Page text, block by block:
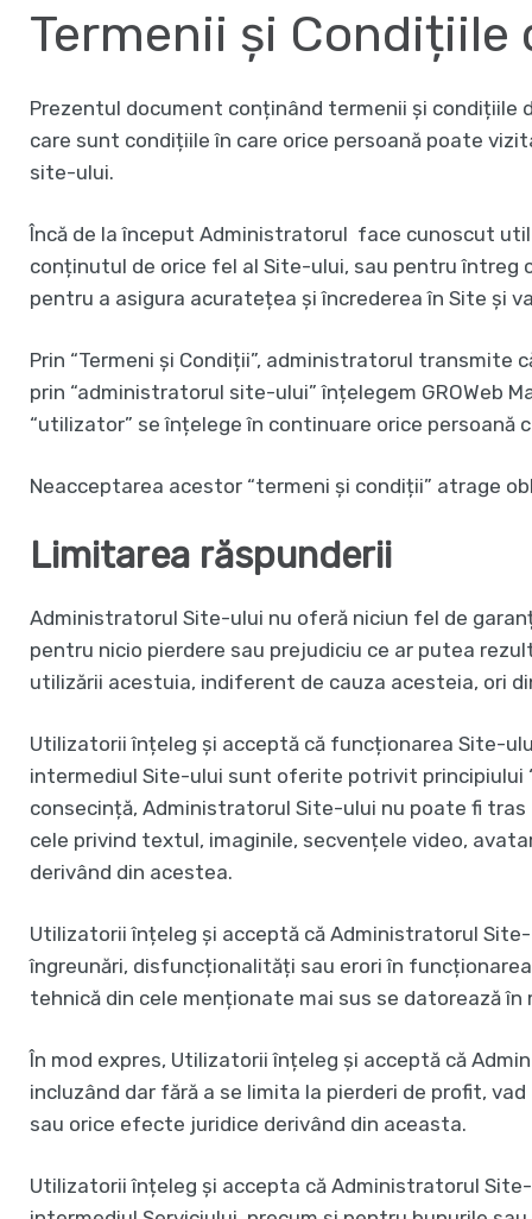
Termenii și Condițiile
Prezentul document conținând termenii și condițiile
care sunt condițiile în care orice persoană poate
site-ului.
Încă de la început Administratorul face cunoscut
conținutul de orice fel al Site-ului, sau pentru
pentru a asigura acuratețea și încrederea în Site și
Prin “Termeni și Condiții”, administratorul
prin “administratorul site-ului” înțelegem GROWeb
“utilizator” se înțelege în continuare orice
Neacceptarea acestor “termeni și condiții” atrage
Limitarea răspunderii
Administratorul Site-ului nu oferă niciun fel de
pentru nicio pierdere sau prejudiciu ce ar putea
utilizării acestuia, indiferent de cauza acesteia, ori
Utilizatorii înțeleg și acceptă că funcționarea Site-
intermediul Site-ului sunt oferite potrivit principiului
consecință, Administratorul Site-ului nu poate fi
cele privind textul, imaginile, secvențele video,
derivând din acestea.
Utilizatorii înțeleg și acceptă că Administratorul
îngreunări, disfuncționalități sau erori în
tehnică din cele menționate mai sus se datorează
În mod expres, Utilizatorii înțeleg și acceptă că
incluzând dar fără a se limita la pierderi de profit,
sau orice efecte juridice derivând din aceasta.
Utilizatorii înțeleg și accepta că Administratorul